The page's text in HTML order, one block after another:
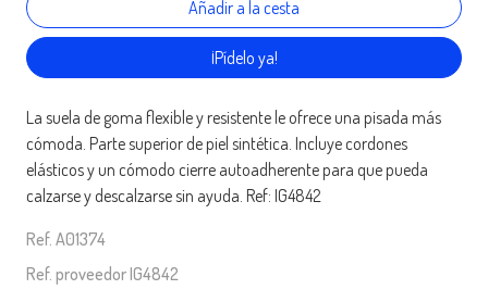
¡Pídelo ya!
La suela de goma flexible y resistente le ofrece una pisada más
cómoda. Parte superior de piel sintética. Incluye cordones
elásticos y un cómodo cierre autoadherente para que pueda
calzarse y descalzarse sin ayuda. Ref: IG4842
Ref. A01374
Ref. proveedor IG4842